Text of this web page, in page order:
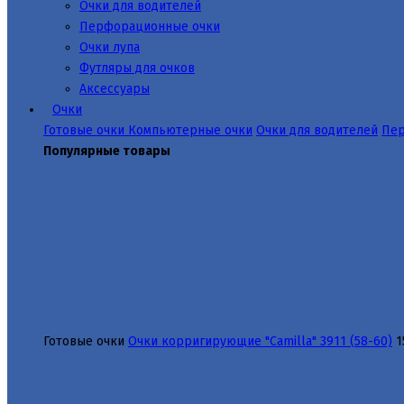
Очки для водителей
Перфорационные очки
Очки лупа
Футляры для очков
Аксессуары
Очки
Готовые очки Компьютерные очки Очки для водителей
Популярные товары
Готовые очки Очки корригирующие "Camilla" 3911 (58-60)